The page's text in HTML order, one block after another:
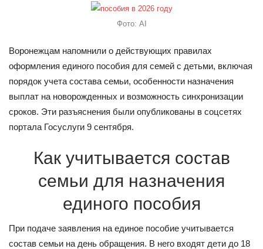
Фото: AI
Воронежцам напомнили о действующих правилах
оформления единого пособия для семей с детьми, включая
порядок учета состава семьи, особенности назначения
выплат на новорожденных и возможность синхронизации
сроков. Эти разъяснения были опубликованы в соцсетях
портала Госуслуги 9 сентября.
Как учитывается состав
семьи для назначения
единого пособия
При подаче заявления на единое пособие учитывается
состав семьи на день обращения. В него входят дети до 18